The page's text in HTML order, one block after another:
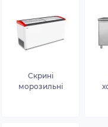
Скрині
морозильні